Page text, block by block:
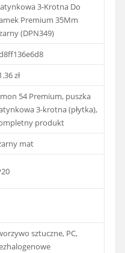
3-Krotna Do
Premium 35Mm
(DPN349)
zł
54 Premium, puszka
3-krotna (płytka),
produkt
mat
sztuczne, PC,